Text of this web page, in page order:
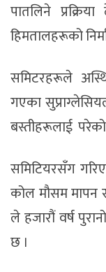
पातलिने
हिमतालहरूको
समिटरहरूले
गएका
बस्तीहरूलाई परेको
समिटियरसँग
कोल मौसम मापन
ले हजारौं वर्ष
छ ।